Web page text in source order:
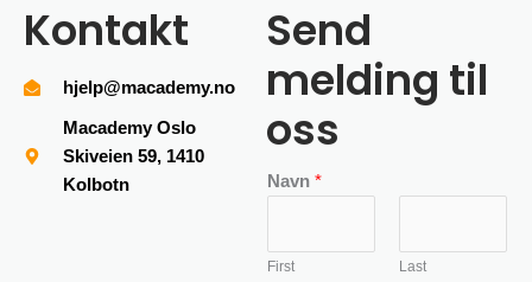
Kontakt
hjelp@macademy.no
Macademy Oslo
Skiveien 59, 1410
Kolbotn
Send
melding til
oss
Navn *
First Last